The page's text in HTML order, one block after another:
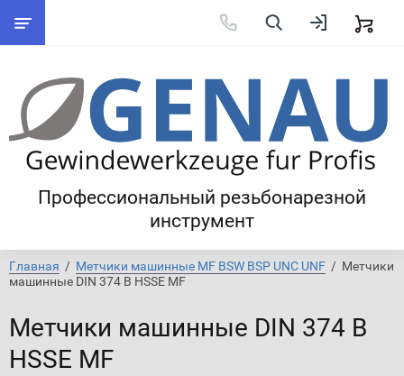
Профессиональный резьбонарезной
инструмент
Главная
  /
Метчики машинные MF BSW BSP UNC UNF
  /  Метчики
машинные DIN 374 B HSSE MF
Метчики машинные DIN 374 B
HSSE MF